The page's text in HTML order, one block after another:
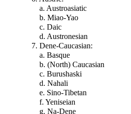
a. Austroasiatic
b. Miao-Yao
c. Daic
d. Austronesian
7. Dene-Caucasian:
a. Basque
b. (North) Caucasian
c. Burushaski
d. Nahali
e. Sino-Tibetan
f. Yeniseian
g. Na-Dene